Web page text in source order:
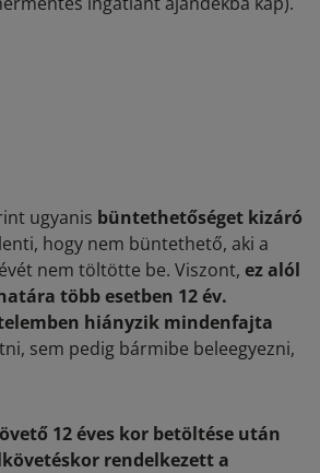
ugyanis büntethetőséget kizáró
hogy nem büntethető, aki a
nem töltötte be. Viszont, ez alól
több esetben 12 év.
hiányzik mindenfajta
sem pedig bármibe beleegyezni,
12 éves kor betöltése után
rendelkezett a